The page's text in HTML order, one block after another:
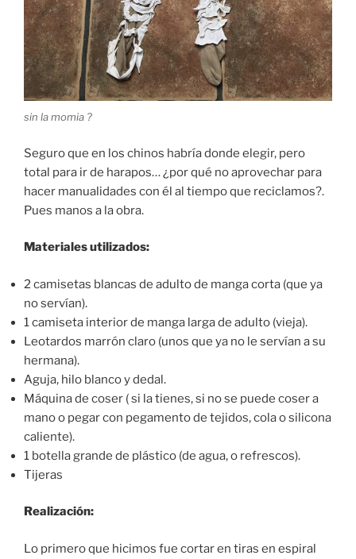
sin la momia ?
Seguro que en los chinos habría donde elegir, pero
total para ir de harapos… ¿por qué no aprovechar para
hacer manualidades con él al tiempo que reciclamos?.
Pues manos a la obra.
Materiales utilizados:
2 camisetas blancas de adulto de manga corta (que ya
no servían).
1 camiseta interior de manga larga de adulto (vieja).
Leotardos marrón claro (unos que ya no le servían a su
hermana).
Aguja, hilo blanco y dedal.
Máquina de coser ( si la tienes, si no se puede coser a
mano o pegar con pegamento de tejidos, cola o silicona
caliente).
1 botella grande de plástico (de agua, o refrescos).
Tijeras
Realización:
Lo primero que hicimos fue cortar en tiras en espiral